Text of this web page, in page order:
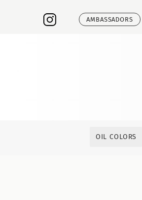
AMBASSADORS
OIL COLORS